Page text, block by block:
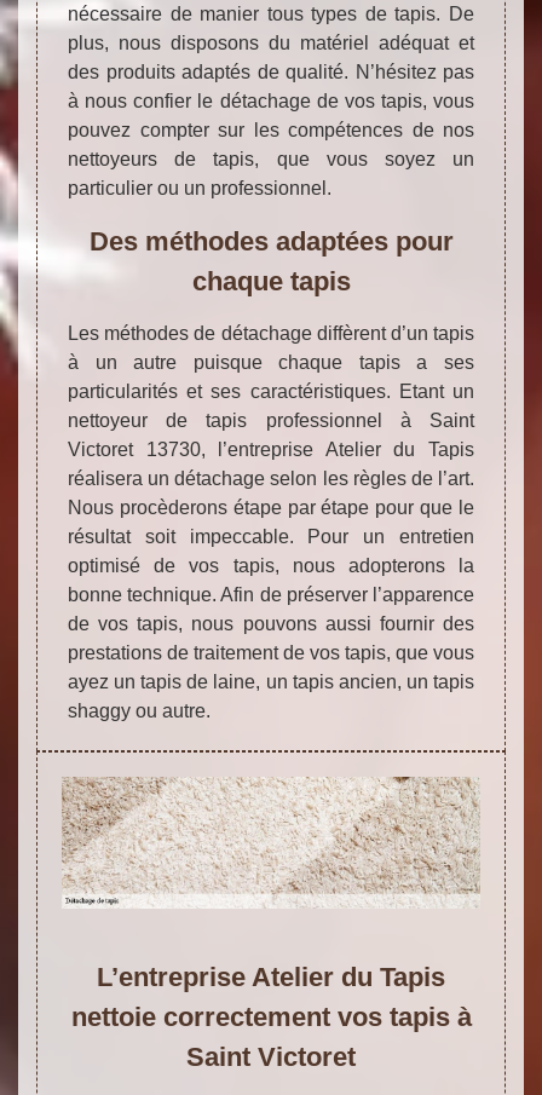
nécessaire de manier tous types de tapis. De
plus, nous disposons du matériel adéquat et
des produits adaptés de qualité. N’hésitez pas
à nous confier le détachage de vos tapis, vous
pouvez compter sur les compétences de nos
nettoyeurs de tapis, que vous soyez un
particulier ou un professionnel.
Des méthodes adaptées pour
chaque tapis
Les méthodes de détachage diffèrent d’un tapis
à un autre puisque chaque tapis a ses
particularités et ses caractéristiques. Etant un
nettoyeur de tapis professionnel à Saint
Victoret 13730, l’entreprise Atelier du Tapis
réalisera un détachage selon les règles de l’art.
Nous procèderons étape par étape pour que le
résultat soit impeccable. Pour un entretien
optimisé de vos tapis, nous adopterons la
bonne technique. Afin de préserver l’apparence
de vos tapis, nous pouvons aussi fournir des
prestations de traitement de vos tapis, que vous
ayez un tapis de laine, un tapis ancien, un tapis
shaggy ou autre.
L’entreprise Atelier du Tapis
nettoie correctement vos tapis à
Saint Victoret